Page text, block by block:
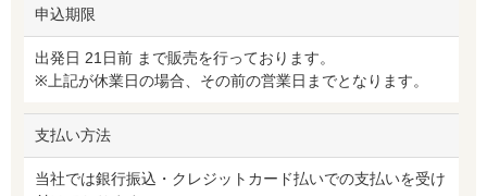
申込期限
出発日 21日前 まで販売を行っております。
※上記が休業日の場合、その前の営業日までとなります。
支払い方法
当社では銀行振込・クレジットカード払いでの支払いを受け